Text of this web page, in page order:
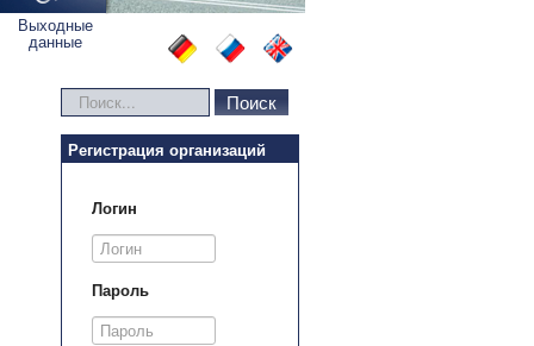
Выходные
данные
Искать... Поиск
Регистрация организаций
Логин
Пароль